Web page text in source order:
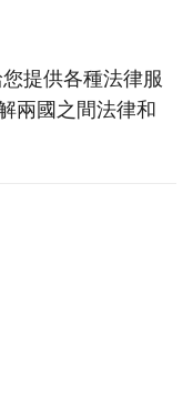
提供各種法律服
兩國之間法律和